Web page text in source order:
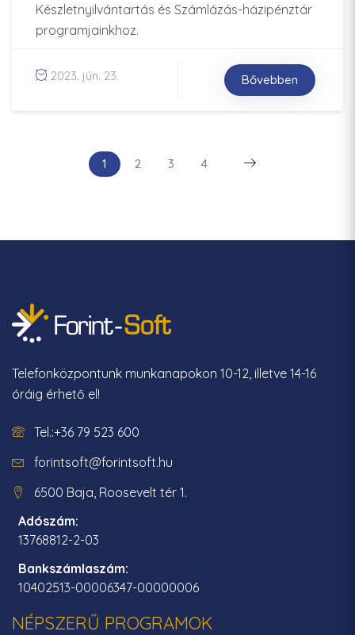
Készletnyilvántartás és Számlázás-házipénztár
programjainkhoz.
2023. jún. 23. Bővebben
1 2 3 4
Telefonközpontunk munkanapokon 10-12, illetve 14-16
óráig érhető el!
Tel.:+36 79 523 600
forintsoft@forintsoft.hu
6500 Baja, Roosevelt tér 1.
Adószám:
13768812-2-03
Bankszámlaszám:
10402513-00006347-00000006
NÉPSZERŰ PROGRAMOK